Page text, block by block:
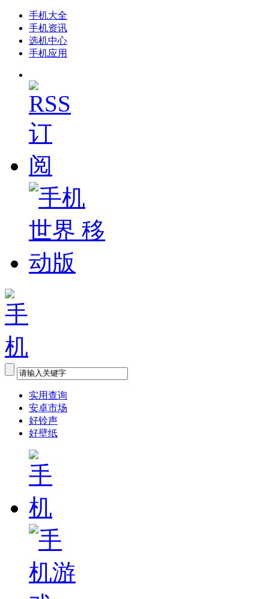
手机大全
手机资讯
选机中心
手机应用
实用查询
安卓市场
好铃声
好壁纸